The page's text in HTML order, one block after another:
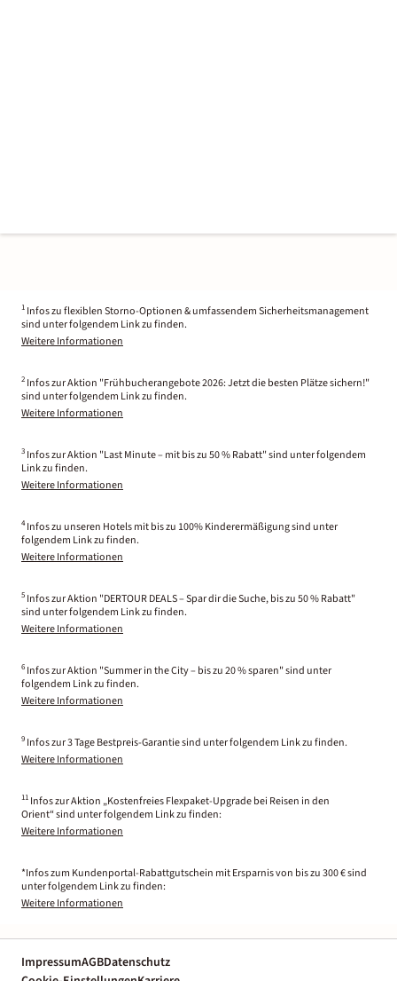
1 Infos zu flexiblen Storno-Optionen & umfassendem Sicherheitsmanagement
sind unter folgendem Link zu finden.
Weitere Informationen
2 Infos zur Aktion "Frühbucherangebote 2026: Jetzt die besten Plätze sichern!"
sind unter folgendem Link zu finden.
Weitere Informationen
3 Infos zur Aktion "Last Minute – mit bis zu 50 % Rabatt" sind unter folgendem
Link zu finden.
Weitere Informationen
4 Infos zu unseren Hotels mit bis zu 100% Kinderermäßigung sind unter
folgendem Link zu finden.
Weitere Informationen
5 Infos zur Aktion "DERTOUR DEALS – Spar dir die Suche, bis zu 50 % Rabatt"
sind unter folgendem Link zu finden.
Weitere Informationen
6 Infos zur Aktion "Summer in the City – bis zu 20 % sparen" sind unter
folgendem Link zu finden.
Weitere Informationen
9 Infos zur 3 Tage Bestpreis-Garantie sind unter folgendem Link zu finden.
Weitere Informationen
11 Infos zur Aktion „Kostenfreies Flexpaket-Upgrade bei Reisen in den
Orient“ sind unter folgendem Link zu finden:
Weitere Informationen
*Infos zum Kundenportal-Rabattgutschein mit Ersparnis von bis zu 300 € sind
unter folgendem Link zu finden:
Weitere Informationen
ImpressumAGBDatenschutz